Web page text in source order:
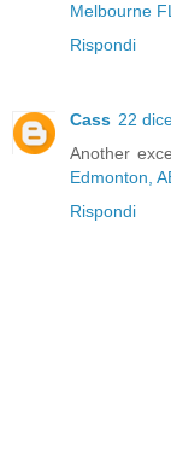
Melbourne FL
Rispondi
Cass 22
Another
Edmonton,
Rispondi